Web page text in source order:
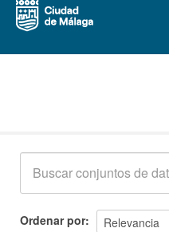
Ordenar por